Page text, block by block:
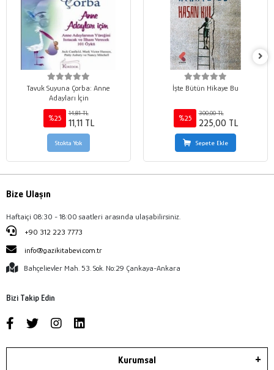
Tavuk Suyuna Çorba: Anne
Adayları İçin
%25
14,81 TL
11,11 TL
Stokta Yok
İşte Bütün Hikaye Bu
%25
300,00 TL
225,00 TL
Sepete Ekle
Bize Ulaşın
Haftaiçi 08:30 - 18:00 saatleri arasında ulaşabilirsiniz.
+90 312 223 7773
info@gazikitabevi.com.tr
Bahçelievler Mah. 53. Sok. No:29 Çankaya-Ankara
Bizi Takip Edin
Kurumsal